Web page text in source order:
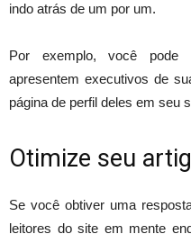
indo atrás de um por um.
Por exemplo, você pode
apresentem executivos de
página de perfil deles em seu
Otimize seu
Se você obtiver uma
leitores do site em mente